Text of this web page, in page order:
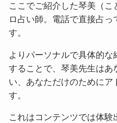
ここでご紹介した琴美（
ロ占い師。電話で直接占
す。
よりパーソナルで具体的な
することで、琴美先生はあ
い、あなただけのためにア
す。
これはコンテンツでは体験